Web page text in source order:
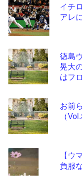
イチ
アレ
徳島
晃大
はフ
お前
（
【ウ
負服